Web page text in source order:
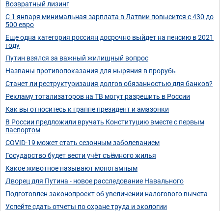
Возвратный лизинг
С 1 января минимальная зарплата в Латвии повысится с 430 до
500 евро
Еще одна категория россиян досрочно выйдет на пенсию в 2021
году
Путин взялся за важный жилищный вопрос
Названы противопоказания для ныряния в прорубь
Станет ли реструктуризация долгов обязанностью для банков?
Рекламу тотализаторов на ТВ могут разрешить в России
Как вы относитесь к граппе президент и амазонки
В России предложили вручать Конституцию вместе с первым
паспортом
COVID-19 может стать сезонным заболеванием
Государство будет вести учёт съёмного жилья
Какое животное называют моногамным
Дворец для Путина - новое расследование Навального
Подготовлен законопроект об увеличении налогового вычета
Успейте сдать отчеты по охране труда и экологии